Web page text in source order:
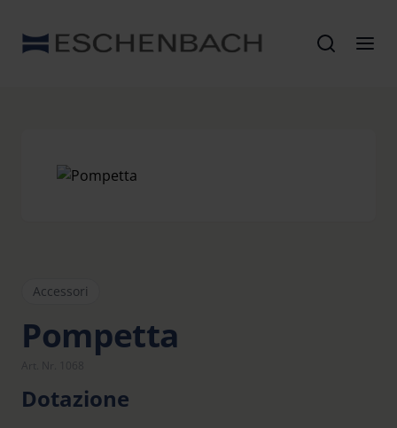
Accessori
Pompetta
Dotazione